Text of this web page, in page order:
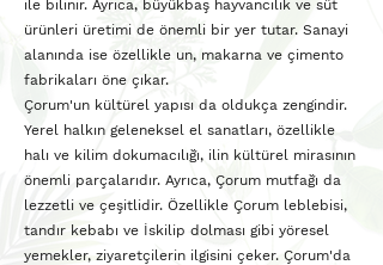
ile bilinir. Ayrıca, büyükbaş hayvancılık ve süt
ürünleri üretimi de önemli bir yer tutar. Sanayi
alanında ise özellikle un, makarna ve çimento
fabrikaları öne çıkar.
Çorum'un kültürel yapısı da oldukça zengindir.
Yerel halkın geleneksel el sanatları, özellikle
halı ve kilim dokumacılığı, ilin kültürel mirasının
önemli parçalarıdır. Ayrıca, Çorum mutfağı da
lezzetli ve çeşitlidir. Özellikle Çorum leblebisi,
tandır kebabı ve İskilip dolması gibi yöresel
yemekler, ziyaretçilerin ilgisini çeker. Çorum'da